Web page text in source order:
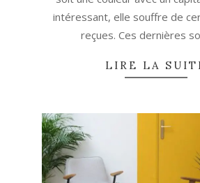
intéressant, elle souffre de
reçues. Ces dernières
LIRE LA